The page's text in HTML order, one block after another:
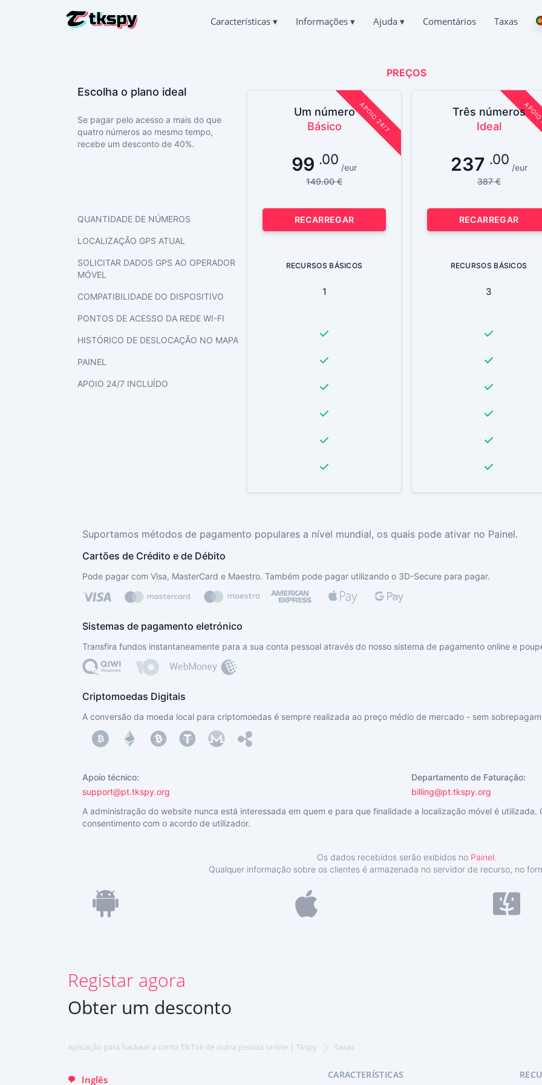
Características ▾ Informações ▾ Ajuda ▾ Comentários Taxas
Ler a correspondência de outras pessoas
Recuperar Chat Apagado Online
SEGUIR A LOCALIZAÇÃO NO TIKTOK
SEGUIR O TIKTOK
Aplicação de rastreio
Adicionar mais subscritores
Perguntas mais frequentes
APOIO
Sempre em linha e com prazer em responder
TESTEMUNHOS
Os seus pedidos e comentários
TERMOS DE UTILIZAÇÃO
POLÍTICA DE COOKIES
PROGRAMA DE AFILIADOS
CARACTERÍSTICAS
Como hackear o TikTok de graça
Como descobrir quem está a aceder à sua página do
Como recuperar uma conta TikTok roubada
Français
English
Хинди हिन्दी
Türkçe
PREÇOS
Escolha o plano ideal
Se pagar pelo acesso a mais do que
quatro números ao mesmo tempo,
recebe um desconto de 40%.
QUANTIDADE DE NÚMEROS
LOCALIZAÇÃO GPS ATUAL
SOLICITAR DADOS GPS AO OPERADOR
MÓVEL
COMPATIBILIDADE DO DISPOSITIVO
PONTOS DE ACESSO DA REDE WI-FI
HISTÓRICO DE DESLOCAÇÃO NO MAPA
PAINEL
APOIO 24/7 INCLUÍDO
APOIO 24/7
Um número
Básico
99 .00
/eur
149.00 €
RECARREGAR
RECURSOS BÁSICOS
1
Três números
Ideal
237 .00
/eur
387 €
RECARREGAR
RECURSOS BÁSICOS
3
Suportamos métodos de pagamento populares a nível mundial, os quais pode ativar no Painel.
Cartões de Crédito e de Débito
Pode pagar com Visa, MasterCard e Maestro. Também pode pagar utilizando o 3D-Secure para pagar.
Sistemas de pagamento eletrónico
Transfira fundos instantaneamente para a sua conta pessoal através do nosso sistema de pagamento online e
Criptomoedas Digitais
A conversão da moeda local para criptomoedas é sempre realizada ao preço médio de mercado - sem
Apoio técnico:
support@‌pt.tkspy.org
Departamento de Faturação:
billing@pt.tkspy.org
A administração do website nunca está interessada em quem e para que finalidade a localização móvel é
consentimento com o acordo de utilizador.
Os dados recebidos serão exibidos no Painel.
Qualquer informação sobre os clientes é armazenada no servidor de recurso, no
Registar agora
Obter um desconto
Aplicação para hackear a conta TikTok de outra pessoa online | Tkspy Taxas
Inglês
English
Хинди हिन्दी
Türkçe
CARACTERÍSTICAS